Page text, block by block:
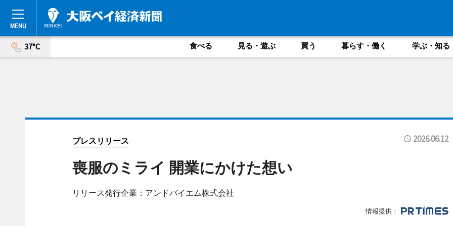
37°C 食べる 見る・遊ぶ 買う 暮らす・働く 学ぶ・知る
プレスリリース 2026.06.12
喪服のミライ 開業にかけた想い
リリース発行企業：アンドバイエム株式会社
情報提供：